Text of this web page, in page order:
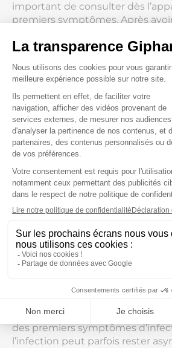
important de consulter dès
premiers symptômes. Après
traitement efficace, et adapté à
Consulter dès l’apparition
Une infection urinaire pendant
engendrer certaines
graves. Si elle n’est pas traitée,
vessie (cystite) peut remonter le
(de la vessie jusqu’au rein), et
atteinte infectieuse rénale plus
(pyélonéphrite). Une infection
être responsable d’un travail et
accouchement prématuré, ou
retard de croissance chez le
bébé soit infecté : en cas
la mère, des analyses sont
effectuées à la naissance, et un
la femme enceinte de consulter
des premiers symptômes
l’infection peut parfois rester